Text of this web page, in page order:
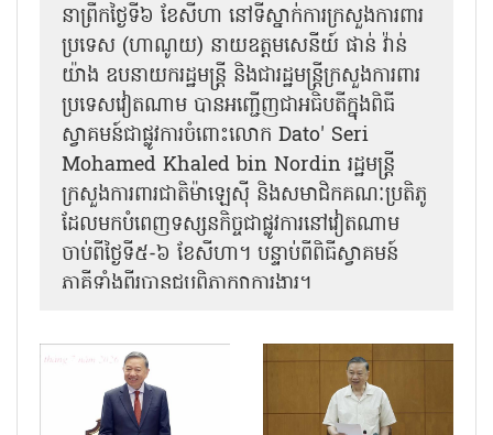
នា​ព្រឹកថ្ងៃទី៦ ខែសីហា នៅទីស្នាក់ការក្រសួងការពារ
ប្រទេស (ហាណូយ) នាយឧត្តមសេនីយ៍ ផាន់ វ៉ាន់
យ៉ាង ឧបនាយករដ្ឋមន្ត្រី និងជារដ្ឋមន្ត្រីក្រសួងការពារ
ប្រទេសវៀតណាម បានអញ្ជើញជាអធិបតីក្នុងពិធី
ស្វាគមន៍ជាផ្លូវការ​ចំពោះលោក Dato' Seri
Mohamed Khaled bin Nordin រដ្ឋមន្ត្រី
ក្រសួងការពារជាតិម៉ាឡេស៊ី និងសមាជិកគណៈប្រតិភូ
ដែលមកបំពេញទស្សនកិច្ចជាផ្លូវការនៅវៀតណាម
ចាប់ពីថ្ងៃទី៥-៦ ខែសីហា។ បន្ទាប់ពីពិធីស្វាគមន៍
ភាគីទាំងពីរបានជួបពិភាក្សាការងារ​។